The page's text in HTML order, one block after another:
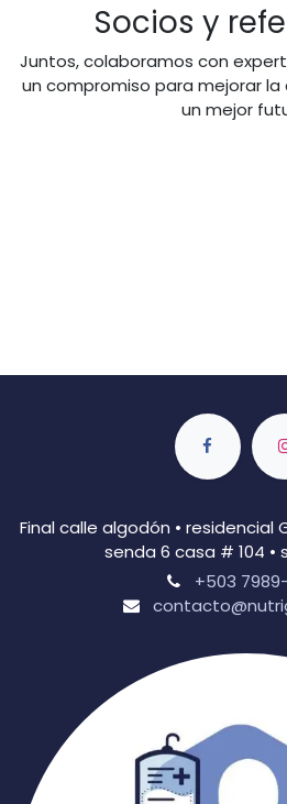
Socios y
Juntos, colaboramos con
un compromiso para mejorar
un mejor
Final calle algodón • residencial
senda 6 casa # 104 •
+503